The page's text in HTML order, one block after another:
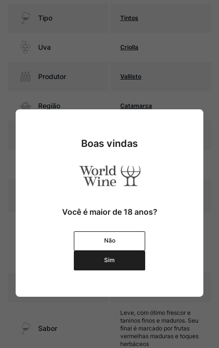
Tipo Tintos
Uva Criolla
Produtor Vallisto
Região Catamarca
violáceos
concreto, com 5% de engaço
fermentação. Sem estágio em
Sabor
Leve, com ótimo frescor e
taninos finos e maduros. Seu
final é marcado por frutas
vermelhas maduras e toques
herbáceos
Boas vindas
Você é maior de 18 anos?
Não
Sim